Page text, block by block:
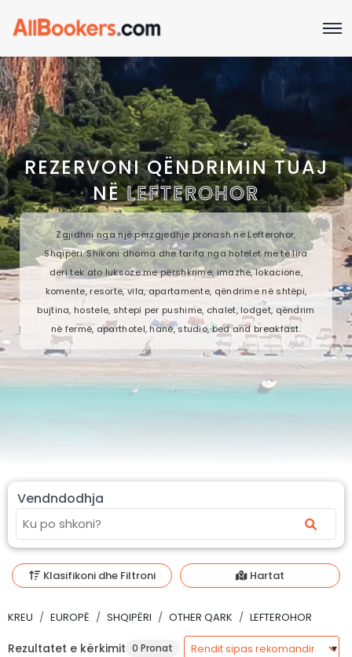
REZERVONI QËNDRIMIN TUAJ
NËLEFTEROHOR
Zgjidhni nga një përzgjedhje pronash në Lefterohor,
Shqipëri. Shikoni dhoma dhe tarifa nga hotelet më të lira
deri tek ato luksoze me përshkrime, imazhe, lokacione,
komente, resorte, vila, apartamente, qëndrime në shtëpi,
bujtina, hostele, shtepi per pushime, chalet, lodget, qëndrim
në fermë, aparthotel, hanë, studio, bed and breakfast.
Vendndodhja
Klasifikoni dhe Filtroni Hartat
KREU EUROPË SHQIPËRI OTHER QARK LEFTEROHOR
Rezultatet e kërkimit 0 Pronat